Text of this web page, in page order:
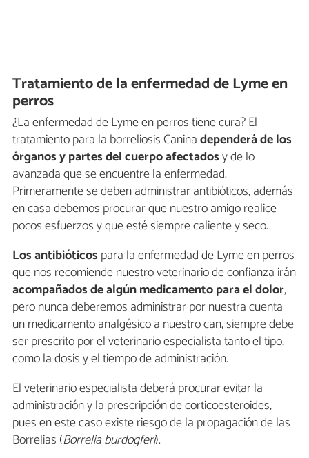
Tratamiento de la enfermedad de Lyme en
perros
¿La enfermedad de Lyme en perros tiene cura? El
tratamiento para la borreliosis Caninadependerá de los
órganos y partes del cuerpo afectadosy de lo
avanzada que se encuentre la enfermedad.
Primeramente se deben administrar antibióticos, además
en casa debemos procurar que nuestro amigo realice
pocos esfuerzos y que esté siempre caliente y seco.
Los antibióticos para la enfermedad de Lyme en perros
que nos recomiende nuestro veterinario de confianza irán
acompañados de algún medicamento para el dolor,
pero nunca deberemos administrar por nuestra cuenta
un medicamento analgésico a nuestro can, siempre debe
ser prescrito por el veterinario especialista tanto el tipo,
como la dosis y el tiempo de administración.
El veterinario especialista deberá procurar evitar la
administración y la prescripción de corticoesteroides,
pues en este caso existe riesgo de la propagación de las
Borrelias (Borrelia burdogferi).